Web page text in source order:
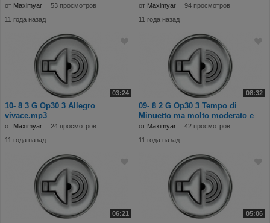
от Maximyar
53 просмотров
11 года назад
от Maximyar
94 просмотров
11 года назад
03:24
10- 8 3 G Op30 3 Allegro
vivace.mp3
от Maximyar
24 просмотров
11 года назад
08:32
09- 8 2 G Op30 3 Tempo di
Minuetto ma molto moderato e
grazioso.mp3
от Maximyar
42 просмотров
11 года назад
06:21 05:06